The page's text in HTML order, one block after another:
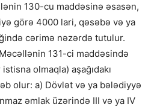
130-cu maddəsinə əsasən,
görə 4000 lari, qəsəbə və ya
cərimə nəzərdə tutulur.
131-ci maddəsində
olmaqla) aşağıdakı
olur: a) Dövlət və ya bələdiyyə
əmlak üzərində III və ya IV